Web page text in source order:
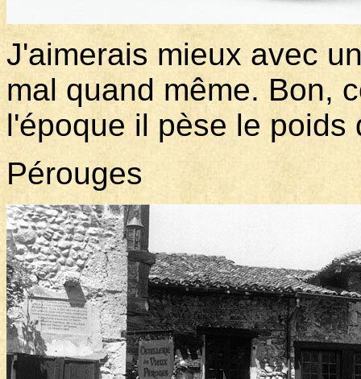
J'aimerais mieux avec
mal quand même. Bon,
l'époque il pèse le poids
Pérouges